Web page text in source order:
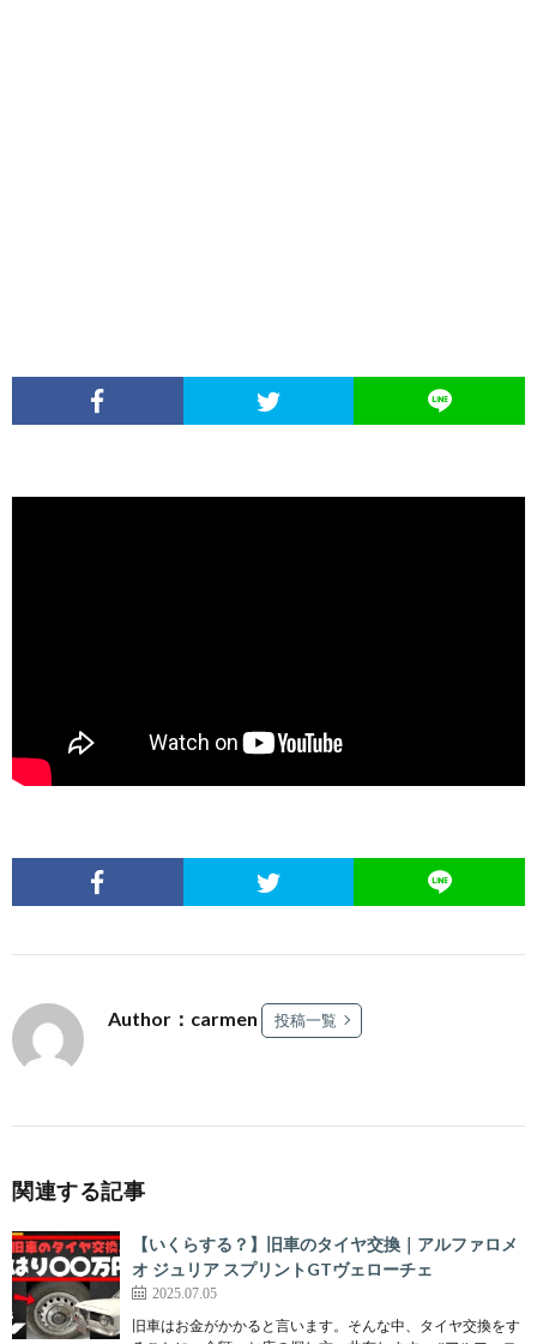
Author：carmen 投稿一覧
関連する記事
【いくらする？】旧車のタイヤ交換｜アルファロメ
オ ジュリア スプリントGTヴェローチェ
2025.07.05
旧車はお金がかかると言います。そんな中、タイヤ交換をす